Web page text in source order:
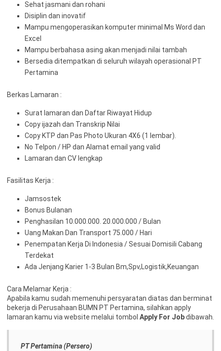
Sehat jasmani dan rohani
Disiplin dan inovatif
Mampu mengoperasikan komputer minimal Ms Word dan
Excel
Mampu berbahasa asing akan menjadi nilai tambah
Bersedia ditempatkan di seluruh wilayah operasional PT
Pertamina
Berkas Lamaran :
Surat lamaran dan Daftar Riwayat Hidup
Copy ijazah dan Transkrip Nilai
Copy KTP dan Pas Photo Ukuran 4X6 (1 lembar).
No Telpon / HP dan Alamat email yang valid
Lamaran dan CV lengkap
Fasilitas Kerja :
Jamsostek
Bonus Bulanan
Penghasilan 10.000.000. 20.000.000 / Bulan
Uang Makan Dan Transport 75.000 / Hari
Penempatan Kerja Di Indonesia / Sesuai Domisili Cabang
Terdekat
Ada Jenjang Karier 1-3 Bulan Bm,Spv,Logistik,Keuangan
Cara Melamar Kerja :
Apabila kamu sudah memenuhi persyaratan diatas dan berminat
bekerja di Perusahaan BUMN PT Pertamina, silahkan apply
lamaran kamu via website melalui tombol Apply For Jobdibawah.
PT Pertamina (Persero)